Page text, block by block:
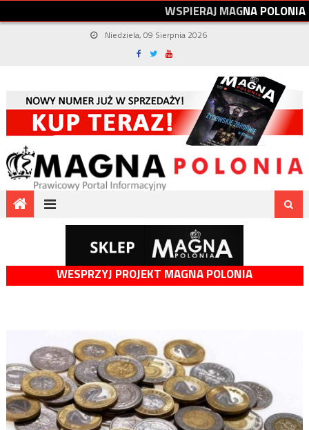
WSPIERAJMAGNAPOLONIA
Niedziela, 09 Sierpnia 2026
WESPRZYJ PROJEKT MAGNA POLONIA